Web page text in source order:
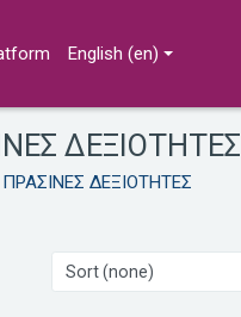
English ‎(en)‎
ΔΕΞΙΟΤΗΤΕΣ
ΔΕΞΙΟΤΗΤΕΣ
Sort (none)